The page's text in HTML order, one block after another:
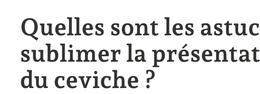
Quelles sont les
sublimer la
du ceviche ?